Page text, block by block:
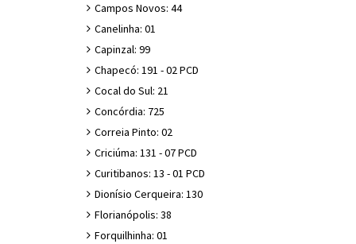
Campos Novos: 44
Canelinha: 01
Capinzal: 99
Chapecó: 191 - 02 PCD
Cocal do Sul: 21
Concórdia: 725
Correia Pinto: 02
Criciúma: 131 - 07 PCD
Curitibanos: 13 - 01 PCD
Dionísio Cerqueira: 130
Florianópolis: 38
Forquilhinha: 01